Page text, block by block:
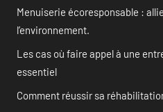
Menuiserie écoresponsable :
l’environnement.
Les cas où faire appel à une
essentiel
Comment réussir sa